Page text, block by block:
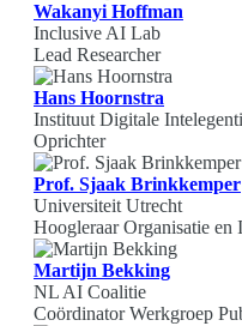
Wakanyi Hoffman
Inclusive AI Lab
Lead Researcher
Hans Hoornstra
Instituut Digitale
Oprichter
Prof. Sjaak Brinkkemper
Universiteit Utrecht
Hoogleraar Organisatie
Martijn Bekking
NL AI Coalitie
Coördinator Werkgroep